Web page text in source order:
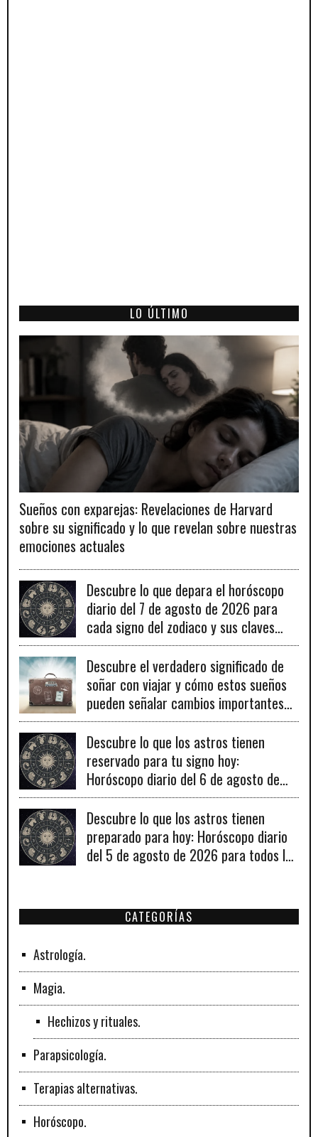
LO ÚLTIMO
Sueños con exparejas: Revelaciones de Harvard
sobre su significado y lo que revelan sobre nuestras
emociones actuales
Descubre lo que depara el horóscopo
diario del 7 de agosto de 2026 para
cada signo del zodiaco y sus claves
para el éxito.
Descubre el verdadero significado de
soñar con viajar y cómo estos sueños
pueden señalar cambios importantes
en tu vida personal y profesional.
Descubre lo que los astros tienen
reservado para tu signo hoy:
Horóscopo diario del 6 de agosto de
2026
Descubre lo que los astros tienen
preparado para hoy: Horóscopo diario
del 5 de agosto de 2026 para todos los
CATEGORÍAS
Astrología.
Magia.
Hechizos y rituales.
Parapsicología.
Terapias alternativas.
Horóscopo.